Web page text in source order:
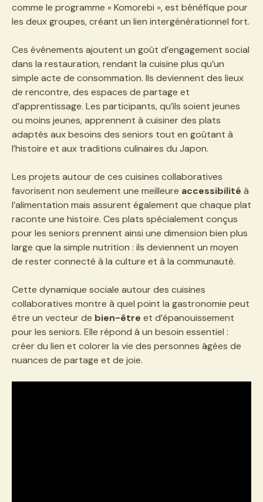
comme le programme « Komorebi », est bénéfique pour
les deux groupes, créant un lien intergénérationnel fort.
Ces événements ajoutent un goût d’engagement social
dans la restauration, rendant la cuisine plus qu’un
simple acte de consommation. Ils deviennent des lieux
de rencontre, des espaces de partage et
d’apprentissage. Les participants, qu’ils soient jeunes
ou moins jeunes, apprennent à cuisiner des plats
adaptés aux besoins des seniors tout en goûtant à
l’histoire et aux traditions culinaires du Japon.
Les projets autour de ces cuisines collaboratives
favorisent non seulement une meilleure accessibilité à
l’alimentation mais assurent également que chaque plat
raconte une histoire. Ces plats spécialement conçus
pour les seniors prennent ainsi une dimension bien plus
large que la simple nutrition : ils deviennent un moyen
de rester connecté à la culture et à la communauté.
Cette dynamique sociale autour des cuisines
collaboratives montre à quel point la gastronomie peut
être un vecteur de bien-être et d’épanouissement
pour les seniors. Elle répond à un besoin essentiel :
créer du lien et colorer la vie des personnes âgées de
nuances de partage et de joie.